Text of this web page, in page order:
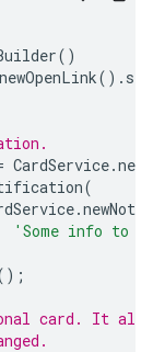
()
newOpenLink().
CardService.
(
.
'Some info to
card. It